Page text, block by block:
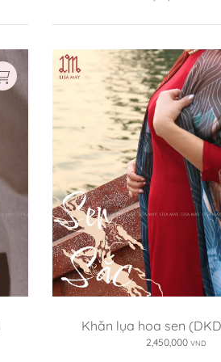
Khăn lụa hoa sen
2,450,000 VND